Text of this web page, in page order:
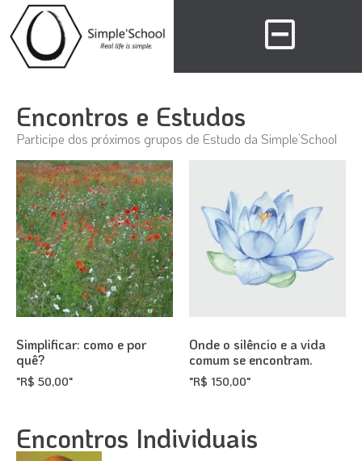
Encontros e Estudos
Participe dos próximos grupos de Estudo da Simple’School
Simplificar: como e por
quê?
"R$ 50,00"
Onde o silêncio e a vida
comum se encontram.
"R$ 150,00"
Encontros Individuais